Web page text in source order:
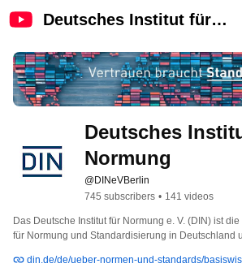
Deutsches Institut für
Deutsches
Normung
@DINeVBerlin
745 subscribers • 141 videos
Das Deutsche Institut für Normung e. V. (DIN) ist
für Normung und Standardisierung in Deutschland
Zivilgesellschaft trägt DIN wesentlich dazu bei,
din.de/de/ueber-normen-und-standards/